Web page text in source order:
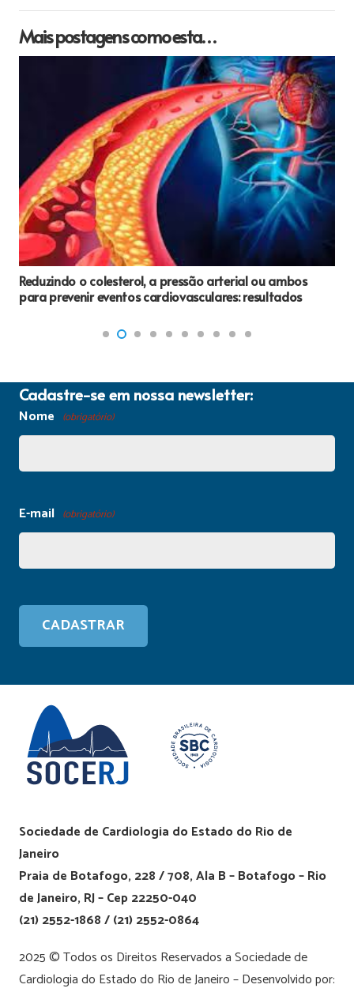
Mais postagens como esta…
Reduzindo o colesterol, a pressão arterial ou ambos
para prevenir eventos cardiovasculares: resultados
Cadastre-se em nossa newsletter:
Nome (obrigatório)
E-mail (obrigatório)
Sociedade de Cardiologia do Estado do Rio de
Janeiro
Praia de Botafogo, 228 / 708, Ala B – Botafogo – Rio
de Janeiro, RJ – Cep 22250-040
(21) 2552-1868 / (21) 2552-0864
2025 © Todos os Direitos Reservados a Sociedade de
Cardiologia do Estado do Rio de Janeiro – Desenvolvido por: